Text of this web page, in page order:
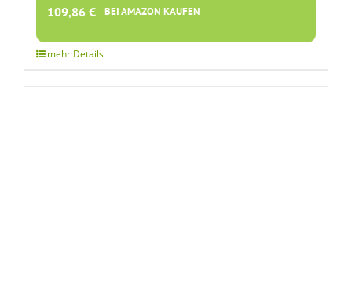
109,86 € BEI AMAZON KAUFEN